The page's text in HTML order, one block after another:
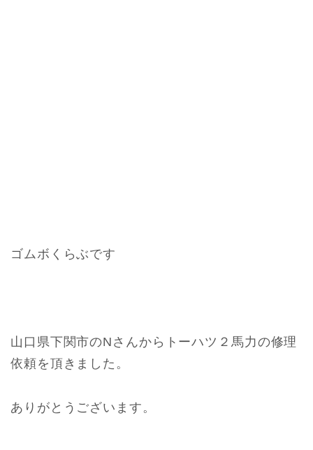
ゴムボくらぶです
山口県下関市のNさんからトーハツ２馬力の修理
依頼を頂きました。
ありがとうございます。